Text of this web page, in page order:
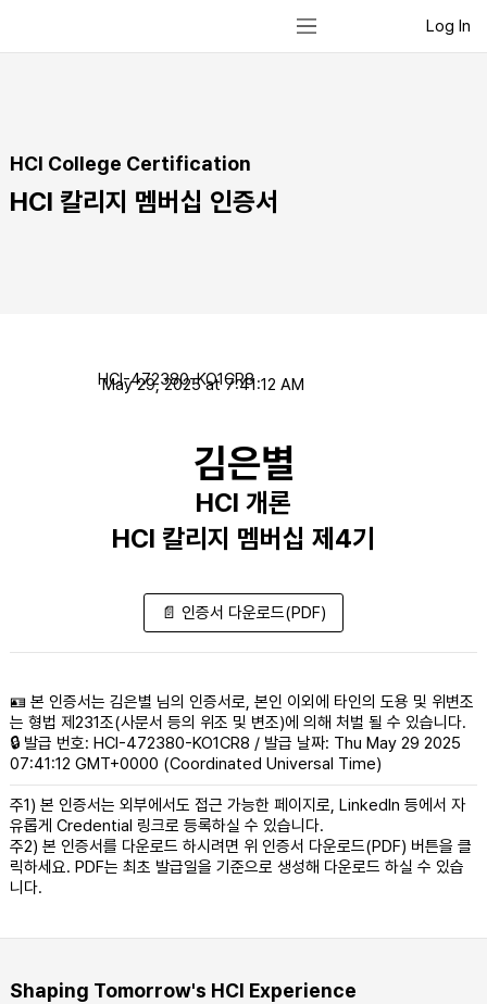
Log In
HCI College Certification
HCI 칼리지 멤버십 인증서
김은별
HCI 개론
HCI 칼리지 멤버십 제4기
HCI-472380-KO1CR8
May 29, 2025 at 7:41:12 AM
📄 인증서 다운로드(PDF)
🪪 본 인증서는 김은별 님의 인증서로, 본인 이외에 타인의 도용 및 위변조
는 형법 제231조(사문서 등의 위조 및 변조)에 의해 처벌 될 수 있습니다.
🔒 발급 번호: HCI-472380-KO1CR8 / 발급 날짜: Thu May 29 2025
07:41:12 GMT+0000 (Coordinated Universal Time)
주1) 본 인증서는 외부에서도 접근 가능한 페이지로, LinkedIn 등에서 자
유롭게 Credential 링크로 등록하실 수 있습니다.
주2) 본 인증서를 다운로드 하시려면 위 인증서 다운로드(PDF) 버튼을 클
릭하세요. PDF는 최초 발급일을 기준으로 생성해 다운로드 하실 수 있습
니다.
Shaping Tomorrow's HCI Experience